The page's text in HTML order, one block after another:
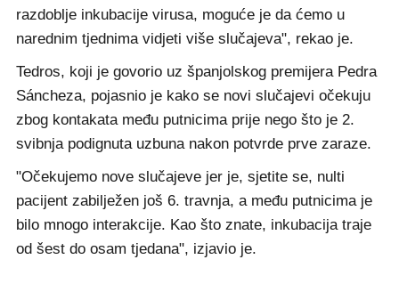
razdoblje inkubacije virusa, moguće je da ćemo u
narednim tjednima vidjeti više slučajeva", rekao je.
Tedros, koji je govorio uz španjolskog premijera Pedra
Sáncheza, pojasnio je kako se novi slučajevi očekuju
zbog kontakata među putnicima prije nego što je 2.
svibnja podignuta uzbuna nakon potvrde prve zaraze.
"Očekujemo nove slučajeve jer je, sjetite se, nulti
pacijent zabilježen još 6. travnja, a među putnicima je
bilo mnogo interakcije. Kao što znate, inkubacija traje
od šest do osam tjedana", izjavio je.